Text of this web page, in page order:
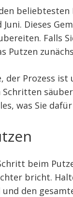
Juni. Dieses
Falls
Putzen
der Prozess
Schritten
was Sie
beim
bricht.
und den